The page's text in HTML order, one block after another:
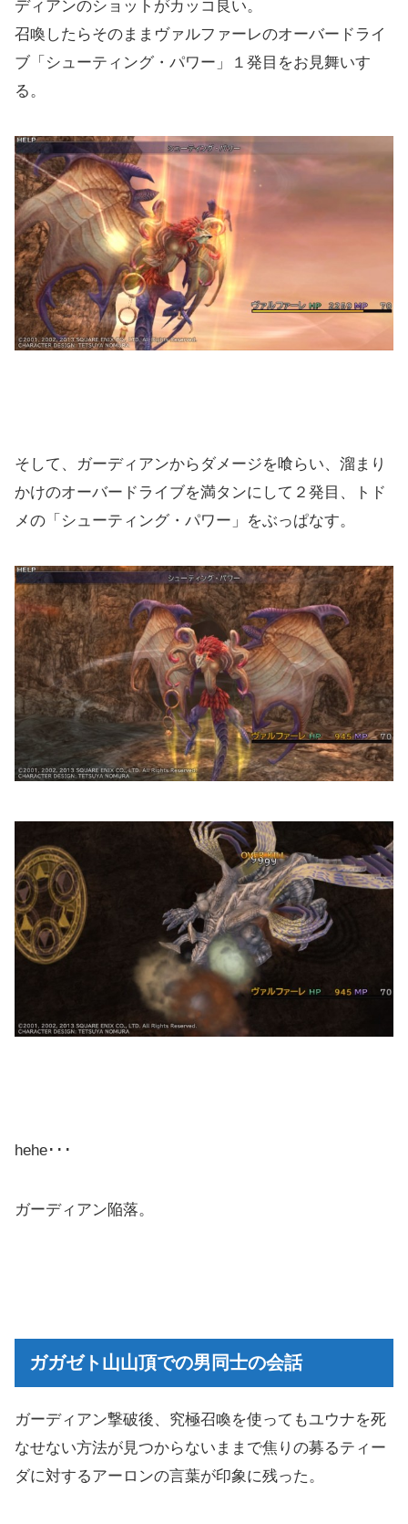
ディアンのショットがカッコ良い。
召喚したらそのままヴァルファーレのオーバードライ
ブ「シューティング・パワー」１発目をお見舞いす
る。
そして、ガーディアンからダメージを喰らい、溜まり
かけのオーバードライブを満タンにして２発目、トド
メの「シューティング・パワー」をぶっぱなす。
hehe･･･
ガーディアン陥落。
ガガゼト山山頂での男同士の会話
ガーディアン撃破後、究極召喚を使ってもユウナを死
なせない方法が見つからないままで焦りの募るティー
ダに対するアーロンの言葉が印象に残った。